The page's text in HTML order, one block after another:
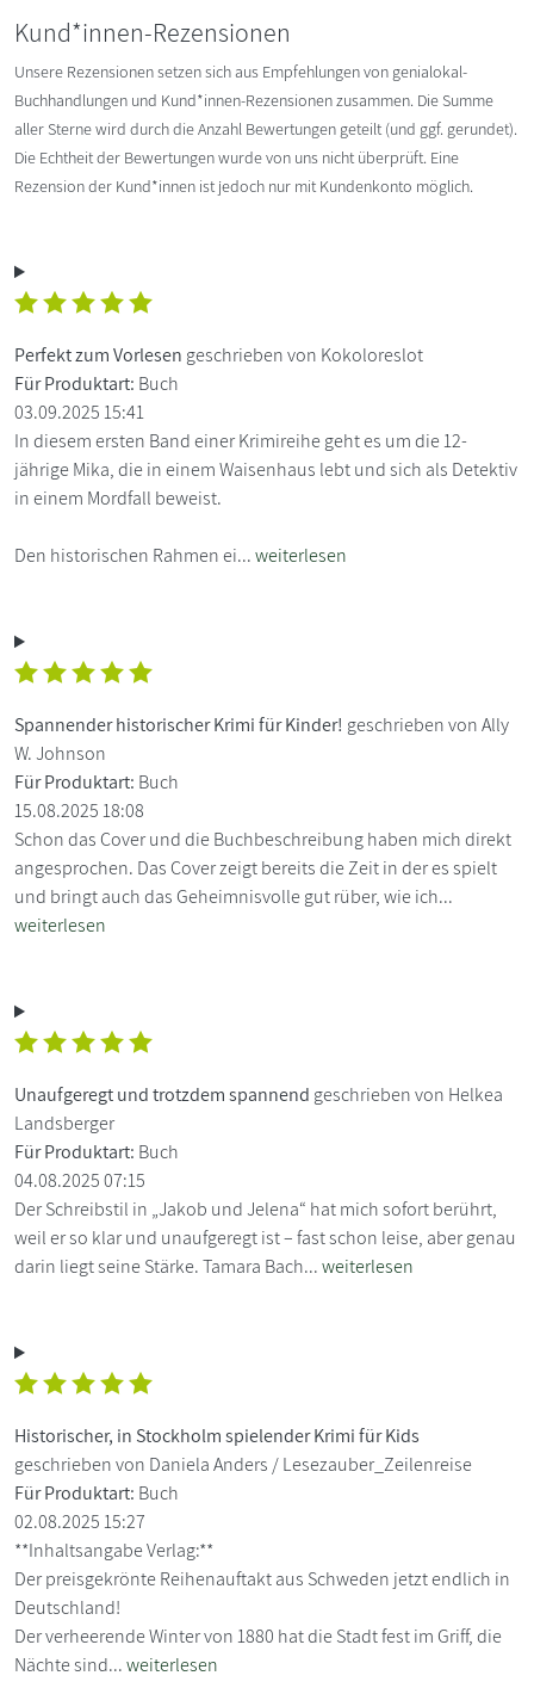
Kund*innen-Rezensionen
Unsere Rezensionen setzen sich aus Empfehlungen von genialokal-
Buchhandlungen und Kund*innen-Rezensionen zusammen. Die Summe
aller Sterne wird durch die Anzahl Bewertungen geteilt (und ggf. gerundet).
Die Echtheit der Bewertungen wurde von uns nicht überprüft. Eine
Rezension der Kund*innen ist jedoch nur mit Kundenkonto möglich.
Perfekt zum Vorlesen geschrieben von Kokoloreslot
Für Produktart: Buch
03.09.2025 15:41
In diesem ersten Band einer Krimireihe geht es um die 12-
jährige Mika, die in einem Waisenhaus lebt und sich als Detektiv
in einem Mordfall beweist.
Den historischen Rahmen ei...weiterlesen
Spannender historischer Krimi für Kinder! geschrieben von Ally
W. Johnson
Für Produktart: Buch
15.08.2025 18:08
Schon das Cover und die Buchbeschreibung haben mich direkt
angesprochen. Das Cover zeigt bereits die Zeit in der es spielt
und bringt auch das Geheimnisvolle gut rüber, wie ich...
weiterlesen
Unaufgeregt und trotzdem spannend geschrieben von Helkea
Landsberger
Für Produktart: Buch
04.08.2025 07:15
Der Schreibstil in „Jakob und Jelena“ hat mich sofort berührt,
weil er so klar und unaufgeregt ist – fast schon leise, aber genau
darin liegt seine Stärke. Tamara Bach...weiterlesen
Historischer, in Stockholm spielender Krimi für Kids
geschrieben von Daniela Anders / Lesezauber_Zeilenreise
Für Produktart: Buch
02.08.2025 15:27
**Inhaltsangabe Verlag:**
Der preisgekrönte Reihenauftakt aus Schweden jetzt endlich in
Deutschland!
Der verheerende Winter von 1880 hat die Stadt fest im Griff, die
Nächte sind...weiterlesen